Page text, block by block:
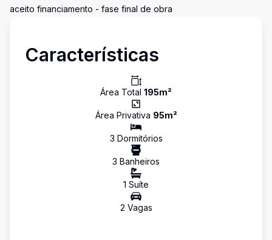
aceito financiamento - fase final de obra
Características
Área Total 195m²
Área Privativa 95m²
3 Dormitórios
3 Banheiros
1 Suíte
2 Vagas